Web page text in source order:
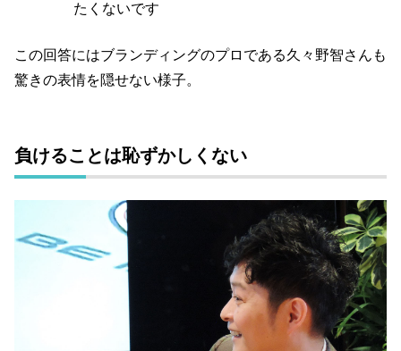
たくないです
この回答にはブランディングのプロである久々野智さんも
驚きの表情を隠せない様子。
負けることは恥ずかしくない